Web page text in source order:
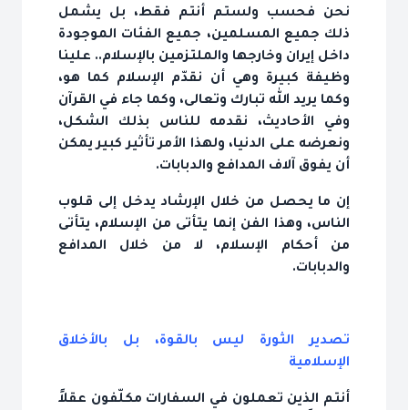
نحن فحسب ولستم أنتم فقط، بل يشمل
ذلك جميع المسلمين، جميع الفئات الموجودة
داخل إيران وخارجها والملتزمين بالإسلام.. علينا
وظيفة كبيرة وهي أن نقدّم الإسلام كما هو،
وكما يريد الله تبارك وتعالى، وكما جاء في القرآن
وفي الأحاديث، نقدمه للناس بذلك الشكل،
ونعرضه على الدنيا، ولهذا الأمر تأثير كبير يمكن
أن يفوق آلاف المدافع والدبابات.
إن ما يحصل من خلال الإرشاد يدخل إلى قلوب
الناس، وهذا الفن إنما يتأتى من الإسلام، يتأتى
من أحكام الإسلام، لا من خلال المدافع
والدبابات.
تصدير الثورة ليس بالقوة، بل بالأخلاق
الإسلامية
أنتم الذين تعملون في السفارات مكلّفون عقلاً